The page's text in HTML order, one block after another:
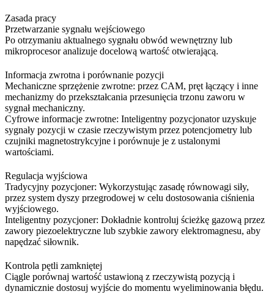
Zasada pracy
Przetwarzanie sygnału wejściowego
Po otrzymaniu aktualnego sygnału obwód wewnętrzny lub
mikroprocesor analizuje docelową wartość otwierającą.
Informacja zwrotna i porównanie pozycji
Mechaniczne sprzężenie zwrotne: przez CAM, pręt łączący i inne
mechanizmy do przekształcania przesunięcia trzonu zaworu w
sygnał mechaniczny.
Cyfrowe informacje zwrotne: Inteligentny pozycjonator uzyskuje
sygnały pozycji w czasie rzeczywistym przez potencjometry lub
czujniki magnetostrykcyjne i porównuje je z ustalonymi
wartościami.
Regulacja wyjściowa
Tradycyjny pozycjoner: Wykorzystując zasadę równowagi siły,
przez system dyszy przegrodowej w celu dostosowania ciśnienia
wyjściowego.
Inteligentny pozycjoner: Dokładnie kontroluj ścieżkę gazową przez
zawory piezoelektryczne lub szybkie zawory elektromagnesu, aby
napędzać siłownik.
Kontrola pętli zamkniętej
Ciągle porównaj wartość ustawioną z rzeczywistą pozycją i
dynamicznie dostosuj wyjście do momentu wyeliminowania błędu.